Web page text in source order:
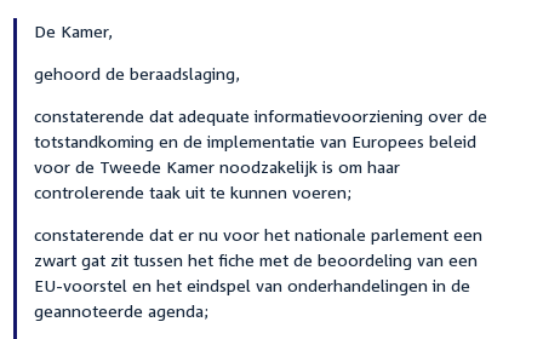
De Kamer,
gehoord de beraadslaging,
constaterende dat adequate informatievoorziening over de
totstandkoming en de implementatie van Europees beleid
voor de Tweede Kamer noodzakelijk is om haar
controlerende taak uit te kunnen voeren;
constaterende dat er nu voor het nationale parlement een
zwart gat zit tussen het fiche met de beoordeling van een
EU-voorstel en het eindspel van onderhandelingen in de
geannoteerde agenda;